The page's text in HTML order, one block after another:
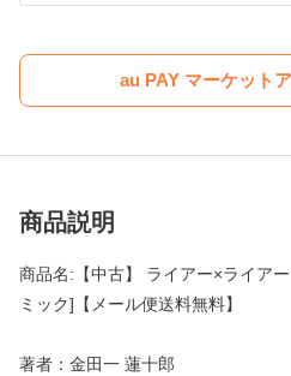
au PAY マーケット
商品説明
商品名:【中古】 ライアー×ライア
ミック]【メール便送料無料】
著者：金田一 蓮十郎